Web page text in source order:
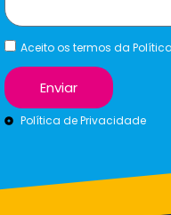
Aceito os termos da
Enviar
Política de Privacidade